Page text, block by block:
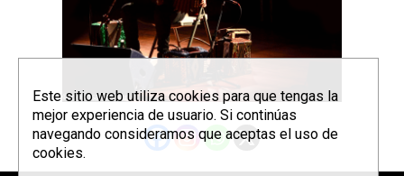
Este sitio web utiliza cookies para que tengas la
mejor experiencia de usuario. Si continúas
navegando consideramos que aceptas el uso de
cookies.